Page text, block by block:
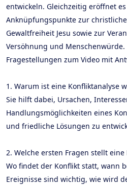
entwickeln. Gleichzeitig eröffnet
Anknüpfungspunkte zur
Gewaltfreiheit Jesu sowie zur
Versöhnung und Menschenwürde.
Fragestellungen zum Video mit
1. Warum ist eine Konfliktanalyse
Sie hilft dabei, Ursachen,
Handlungsmöglichkeiten eines
und friedliche Lösungen zu
2. Welche ersten Fragen stellt eine
Wo findet der Konflikt statt, wann
Ereignisse sind wichtig, wie wird